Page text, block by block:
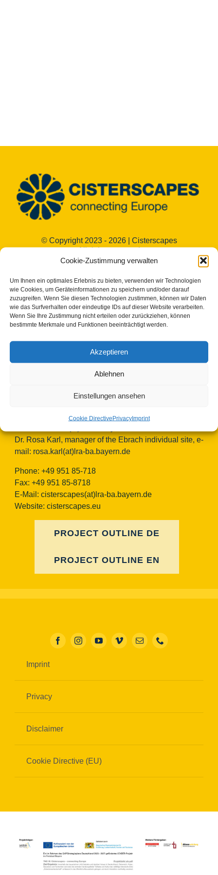
Cookie-Zustimmung verwalten
Um Ihnen ein optimales Erlebnis zu bieten, verwenden wir Technologien
wie Cookies, um Geräteinformationen zu speichern und/oder darauf
zuzugreifen. Wenn Sie diesen Technologien zustimmen, können wir Daten
wie das Surfverhalten oder eindeutige IDs auf dieser Website verarbeiten.
Wenn Sie Ihre Zustimmung nicht erteilen oder zurückziehen, können
bestimmte Merkmale und Funktionen beeinträchtigt werden.
Akzeptieren
Ablehnen
Einstellungen ansehen
Cookie DirectivePrivacyImprint
© Copyright 2023 - 2026 | Cisterscapes
All rights reserved
and all information without guarantee.
Contact:
Bamberg district
European Heritage Label/Cisterscapes
Germany
for the European Heritage Label, e-mail:
Dr. Rosa Karl, manager of the Ebrach individual site, e-
mail: rosa.karl(at)lra-ba.bayern.de
Phone: +49 951 85-718
Fax: +49 951 85-8718
E-Mail: cisterscapes(at)lra-ba.bayern.de
Website: cisterscapes.eu
PROJECT OUTLINE DE
PROJECT OUTLINE EN
Imprint
Privacy
Disclaimer
Cookie Directive (EU)